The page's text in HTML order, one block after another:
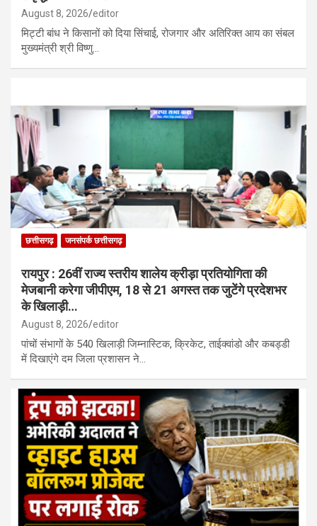
August 8, 2026 editor
मिट्टी बांध ने किसानों को दिया सिंचाई, रोजगार और अतिरिक्त आय का संबल
मुख्यमंत्री श्री विष्णु…
छत्तीसगढ़ जनसंपर्क छत्तीसगढ़
रायपुर : 26वीं राज्य स्तरीय शालेय क्रीड़ा प्रतियोगिता की
मेजबानी करेगा जीपीएम, 18 से 21 अगस्त तक जुटेंगे प्रदेशभर
के खिलाड़ी…
August 8, 2026 editor
पांचों संभागों के 540 खिलाड़ी जिम्नास्टिक, क्रिकेट, ताईक्वांडो और कबड्डी
में दिखाएंगे दम जिला प्रशासन ने…